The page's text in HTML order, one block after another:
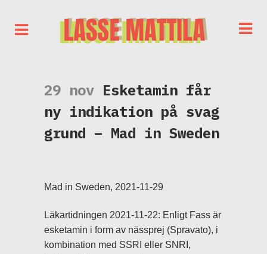
29 nov Esketamin får
ny indikation på svag
grund – Mad in Sweden
Mad in Sweden, 2021-11-29
Läkartidningen 2021-11-22: Enligt Fass är
esketamin i form av nässprej (Spravato), i
kombination med SSRI eller SNRI,